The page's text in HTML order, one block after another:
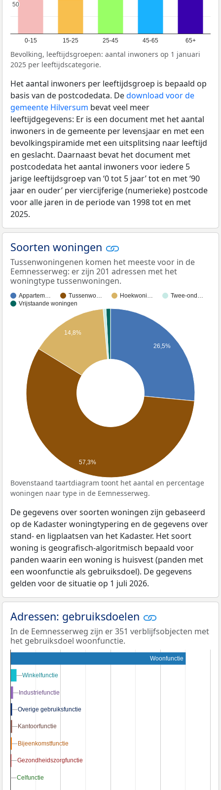
0-15 15-25 25-45 45-65 65+
50
50
Bevolking, leeftijdsgroepen: aantal inwoners op 1 januari
2025 per leeftijdscategorie.
Het aantal inwoners per leeftijdsgroep is bepaald op
basis van de postcodedata. Dedownload voor de
gemeente Hilversum bevat veel meer
leeftijdgegevens: Er is een document met het aantal
inwoners in de gemeente per levensjaar en met een
bevolkingspiramide met een uitsplitsing naar leeftijd
en geslacht. Daarnaast bevat het document met
postcodedata het aantal inwoners voor iedere 5
jarige leeftijdsgroep van ‘0 tot 5 jaar’ tot en met ‘90
jaar en ouder’ per viercijferige (numerieke) postcode
voor alle jaren in de periode van 1998 tot en met
2025.
Soorten woningen
Tussenwoningenen komen het meeste voor in de
Eemnesserweg: er zijn 201 adressen met het
woningtype tussenwoningen.
Appartem… Tussenwo… Hoekwoni…
Twee-ond…
Vrijstaande woningen
26,5%
14,8%
57,3%
Bovenstaand taartdiagram toont het aantal en percentage
woningen naar type in de Eemnesserweg.
De gegevens over soorten woningen zijn gebaseerd
op de Kadaster woningtypering en de gegevens over
stand- en ligplaatsen van het Kadaster. Het soort
woning is geografisch-algoritmisch bepaald voor
panden waarin een woning is huisvest (panden met
een woonfunctie als gebruiksdoel). De gegevens
gelden voor de situatie op 1 juli 2026.
Adressen: gebruiksdoelen
In de Eemnesserweg zijn er 351 verblijfsobjecten met
het gebruiksdoel woonfunctie.
Woonfunctie
Winkelfunctie
Winkelfunctie
Industriefunctie
Industriefunctie
Overige gebruiksfunctie
Overige gebruiksfunctie
Kantoorfunctie
Kantoorfunctie
Bijeenkomstfunctie
Bijeenkomstfunctie
Gezondheidszorgfunctie
Gezondheidszorgfunctie
Celfunctie
Celfunctie